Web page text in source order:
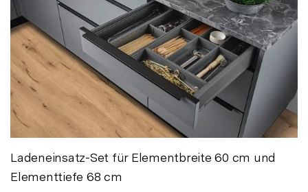
Ladeneinsatz-Set für Elementbreite 60 cm und
Elementtiefe 68 cm